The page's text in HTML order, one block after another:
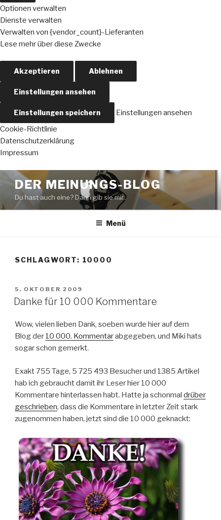
Optionen verwalten
Dienste verwalten
Verwalten von {vendor_count}-Lieferanten
Lese mehr über diese Zwecke
Akzeptieren Ablehnen
Einstellungen ansehen
Einstellungen speichern
Einstellungen ansehen
Cookie-Richtlinie
Datenschutzerklärung
Impressum
Zum
Inhalt
springen
DER MEINUNGS-BLOG
Du hast auch eine? Dann gib sie mir..
Menü
SCHLAGWORT: 10000
VERÖFFENTLICHT
AM
5. OKTOBER 2009
Danke für 10 000 Kommentare
Wow, vielen lieben Dank, soeben wurde hier auf dem
Blog der 10 000. Kommentarabgegeben, und Miki hats
sogar schon gemerkt.
Exakt 755 Tage, 5 725 493 Besucher und 1385 Artikel
hab ich gebraucht damit ihr Leser hier 10 000
Kommentare hinterlassen habt. Hatte ja schonmal drüber
geschrieben, dass die Kommentare in letzter Zeit stark
zugenommen haben, jetzt sind die 10 000 geknackt: